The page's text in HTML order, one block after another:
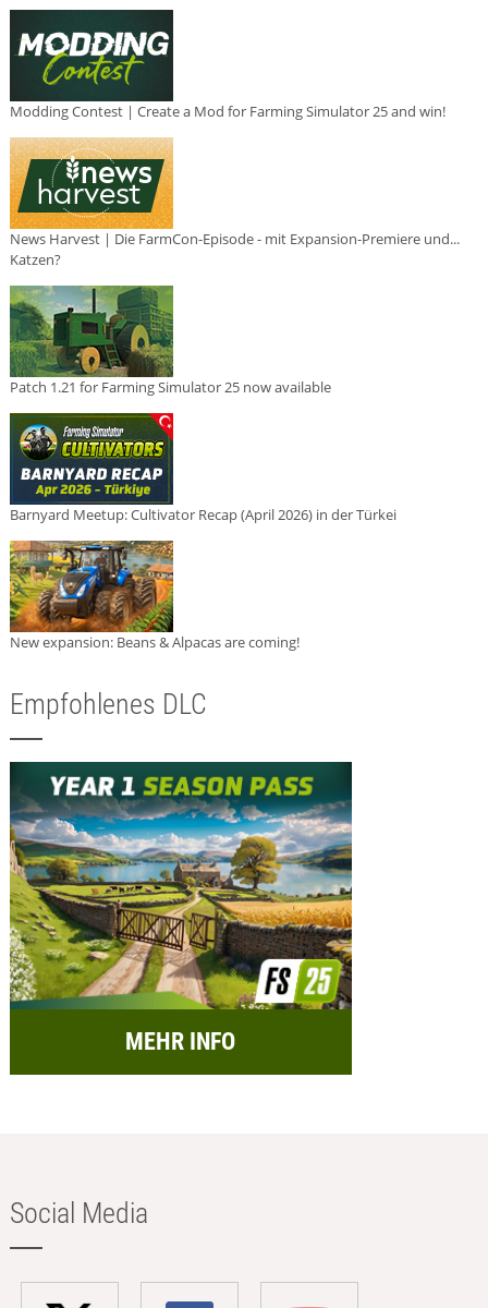
Modding Contest | Create a Mod for Farming Simulator 25 and win!
News Harvest | Die FarmCon-Episode - mit Expansion-Premiere und...
Katzen?
Patch 1.21 for Farming Simulator 25 now available
Barnyard Meetup: Cultivator Recap (April 2026) in der Türkei
New expansion: Beans & Alpacas are coming!
Empfohlenes DLC
MEHR INFO
Social Media